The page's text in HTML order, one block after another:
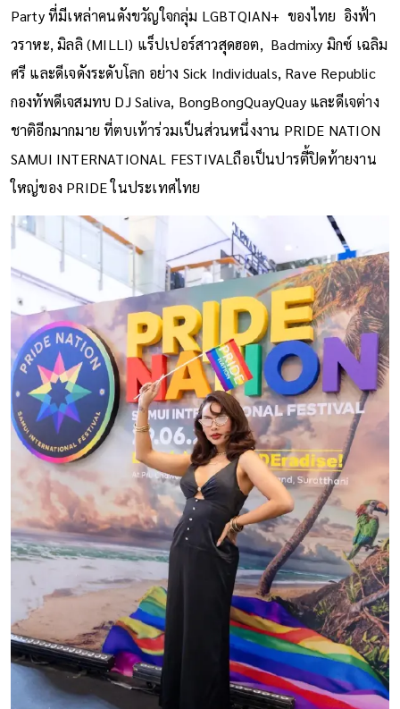
Party ที่มีเหล่าคนดังขวัญใจกลุ่ม LGBTQIAN+ ของไทย อิงฟ้า
วราหะ, มิลลิ (MILLI) แร็ปเปอร์สาวสุดฮอต, Badmixy มิกซ์ เฉลิม
ศรี และดีเจดังระดับโลก อย่าง Sick Individuals, Rave Republic
กองทัพดีเจสมทบ DJ Saliva, BongBongQuayQuay และดีเจต่าง
ชาติอีกมากมาย ที่ตบเท้าร่วมเป็นส่วนหนึ่งงาน PRIDE NATION
SAMUI INTERNATIONAL FESTIVALถือเป็นปารตี้ปิดท้ายงาน
ใหญ่ของ PRIDE ในประเทศไทย